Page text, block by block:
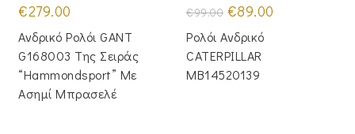
€279.00
Ανδρικό Ρολόι GANT
G168003 Της Σειράς
“Hammondsport” Με
Ασημί Μπρασελέ
€99.00 Original
price
was:
€99.00.
€89.00
Ρολόι Ανδρικό
CATERPILLAR
MB14520139